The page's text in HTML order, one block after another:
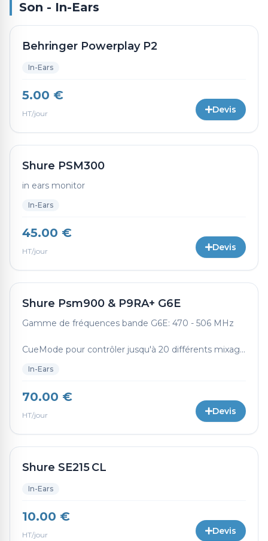
Son - In-Ears
Behringer Powerplay P2
In-Ears
5.00 €
HT/jour Devis
Shure PSM300
in ears monitor
In-Ears
45.00 €
HT/jour Devis
Shure Psm900 & P9RA+ G6E
Gamme de fréquences bande G6E: 470 - 506 MHz
CueMode pour contrôler jusqu'à 20 différents mixag...
In-Ears
70.00 €
HT/jour Devis
Shure SE215 CL
In-Ears
10.00 €
HT/jour Devis